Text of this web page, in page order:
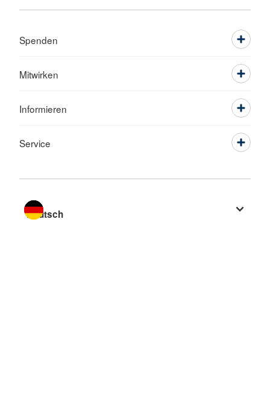
Spenden
Mitwirken
Informieren
Service
Sprache wechseln zu